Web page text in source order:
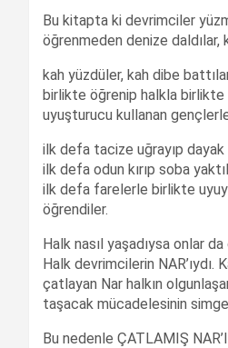
Bu kitapta ki devrimciler
öğrenmeden denize daldılar,
kah yüzdüler, kah dibe
birlikte öğrenip halkla birlikte
uyuşturucu kullanan
ilk defa tacize uğrayıp dayak
ilk defa odun kırıp soba
ilk defa farelerle birlikte
öğrendiler.
Halk nasıl yaşadıysa onlar
Halk devrimcilerin NAR’ıydı.
çatlayan Nar halkın
taşacak mücadelesinin
Bu nedenle ÇATLAMIŞ